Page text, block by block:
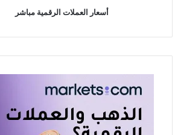
أسعار العملات الرقمية مباشر